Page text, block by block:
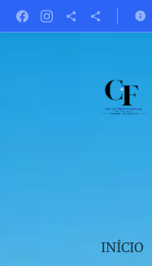
INÍCIO